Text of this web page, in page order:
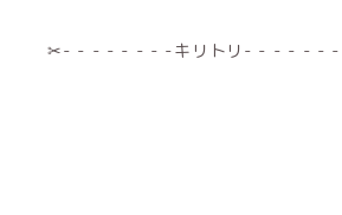
✂︎- - - - - - - -キリトリ- - - - - -